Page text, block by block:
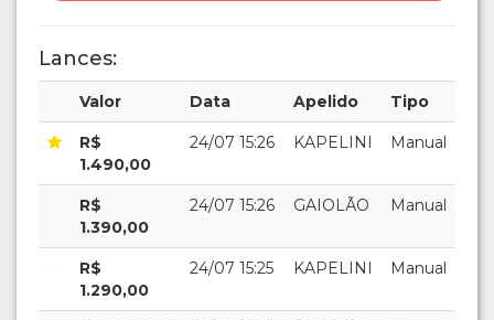
Lances:
Valor Data Apelido Tipo
R$
1.490,00
24/07 15:26 KAPELINI Manual
R$
1.390,00
24/07 15:26 GAIOLÃO Manual
R$
1.290,00
24/07 15:25 KAPELINI Manual